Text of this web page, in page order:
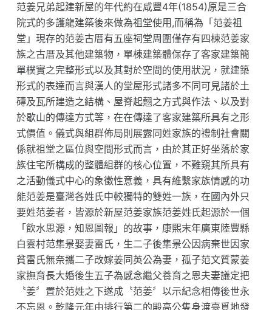
范姜兄弟起建新屋的年代約在咸豐4年(1854)原是三合
院式的多護龍建築後來做為祖堂使用,而稱為「范姜祖
堂」現存的范姜古厝有五座祠堂周圍僅存有四棟范姜家
族之古厝及其他建築物，單棟建築體保存了客家建築簡
單樸實之完整形式以及其對於空間的使用狀況，就建築
形式的表達而言與漢人的堂屋形式諸多不同可見諸於土
磚及瓦所建造之結構、屋脊起翹之方式與作法、以及對
於歇山的傳達方式等，在在傳達了客家建築所具有之形
式價值。儀式與組群佈局則展露同姓家族的禮制社會關
係就祖堂之區位與空間形式而言，由於其正好坐落於家
族住宅所構成的整體組群的核心位置，不難窺其所具有
之活動儀式中心的象徵性意義，具有維繫家族情感的功
能范姜是臺灣各姓氏中較獨特的雙姓一族，在國內外只
要姓范姜者，皆源於新屋范姜家族范姜姓氏起源於一個
「飲水思源，知恩圖報」的故事，康熙末年廣東陸豐縣
白雲村范集景娶妻雷氏，生二子後集景公因病棄世因家
貧雷氏無奈攜二子改嫁姜同英公為妻，孤子范文質蒙姜
家撫育長大婚後生五子為感念繼父養育之恩夫妻議定把
〝姜〞置於范姓之下遂成〝范姜〞以示紀念相傳後世永
不忘恩。乾隆元年由排行第二的殿高公隻身渡臺覓地發